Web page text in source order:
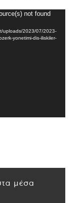
not found
uploads/2023/07/2023-
yonetimi-dis-iliskiler-
μέσα